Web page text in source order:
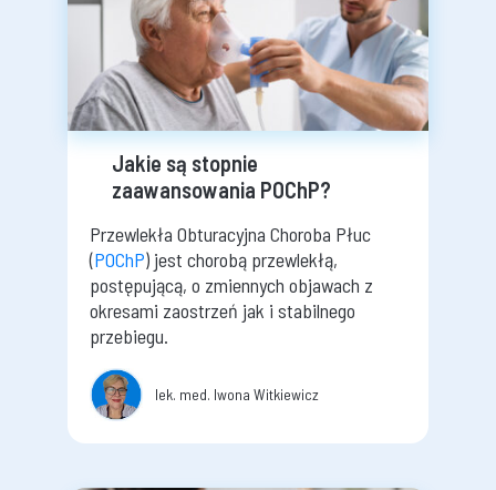
Jakie są stopnie
zaawansowania POChP?
Przewlekła Obturacyjna Choroba Płuc
(POChP) jest chorobą przewlekłą,
postępującą, o zmiennych objawach z
okresami zaostrzeń jak i stabilnego
przebiegu.
lek. med. Iwona Witkiewicz